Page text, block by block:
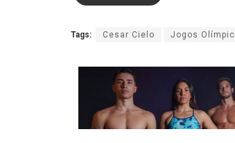
Tags: Cesar Cielo Jogos